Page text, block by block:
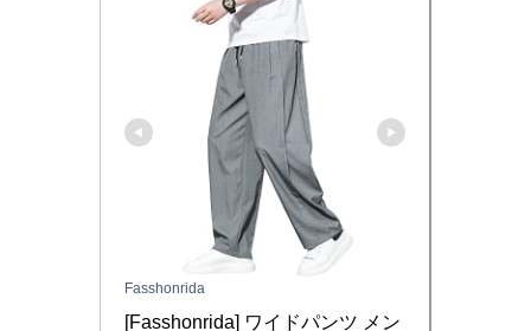
Fasshonrida
[Fasshonrida] ワイドパンツ メン